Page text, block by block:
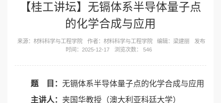
【桂工讲坛】无镉体系半导体量子点
的化学合成与应用
来源：材料科学与工程学院 作者：材料科学与工程学院 编辑：梁建丽
发布
时间：2025-12-17
浏览次数： 546
题 目： 无镉体系半导体量子点的化学合成与应用
主讲人： 夹国华教授（澳大利亚科廷大学）